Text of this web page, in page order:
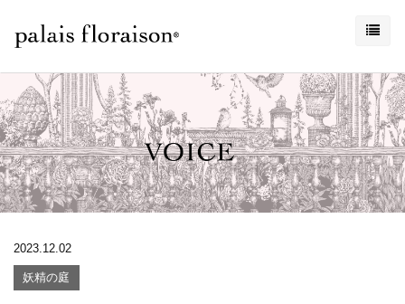
2023.12.02
妖精の庭